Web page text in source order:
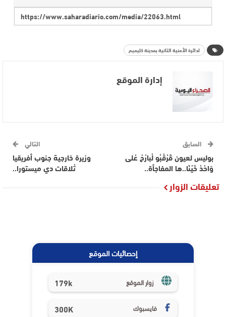
لدائرة الأمنية الثانية بمدينة كليميم
إدارة الموقع
السابق
بوليس لعيون قَرْقْبُو لْبارْحْ عْلى
وَاحْدْ خَيْنَا..ها المفاجأة..
التالي
وزيرة خارجية جنوب أفريقيا
تْلاقات دي ميستورا..
تعليقات الزوار
إحصائيات الموقع
زوار الموقع 179k
فايسبوك 300K